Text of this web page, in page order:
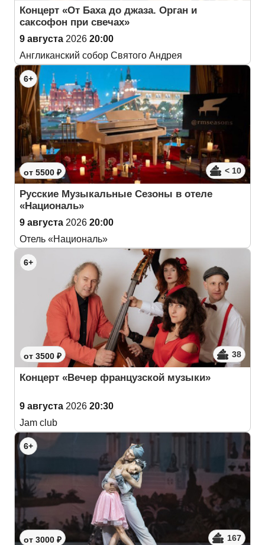
Концерт «От Баха до джаза. Орган и
саксофон при свечах»
9 августа 2026 20:00
Англиканский собор Святого Андрея
6+
от 5500 ₽ < 10
Русские Музыкальные Сезоны в отеле
«Националь»
9 августа 2026 20:00
Отель «Националь»
6+
от 3500 ₽ 38
Концерт «Вечер французской музыки»
9 августа 2026 20:30
Jam club
6+
от 3000 ₽ 167